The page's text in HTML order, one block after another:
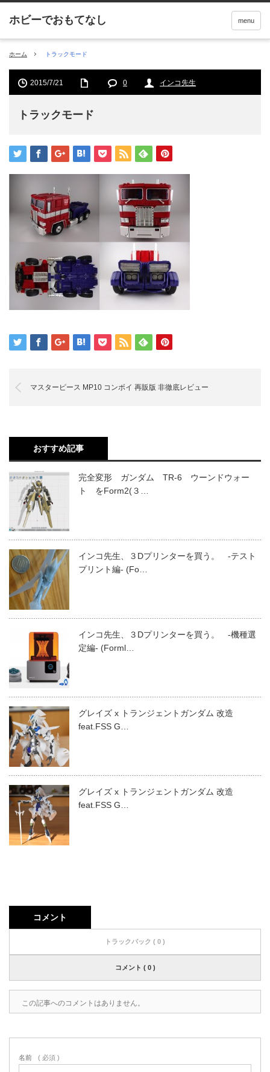
menu
ホーム トラックモード
2015/7/21 0 インコ先生
トラックモード
マスターピース MP10 コンボイ 再販版 非徹底レビュー
おすすめ記事
完全変形 ガンダム TR-6 ウーンドウォー
ト をForm2(３…
インコ先生、３Dプリンターを買う。 -テスト
プリント編- (Fo…
インコ先生、３Dプリンターを買う。 -機種選
定編- (Forml…
グレイズ x トランジェントガンダム 改造
feat.FSS G…
グレイズ x トランジェントガンダム 改造
feat.FSS G…
コメント
トラックバック ( 0 )
コメント ( 0 )
この記事へのコメントはありません。
名前 ( 必須 )